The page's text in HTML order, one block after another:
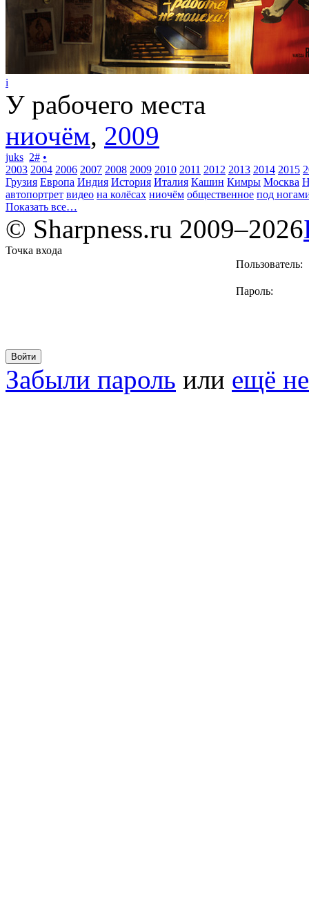
i
У рабочего места
ниочём, 2009
juks 2# •
2003 2004 2006 2007 2008 2009 2010 2011 2012 2013 2014 2015
Грузия Европа Индия История Италия Кашин Кимры Москва
автопортрет видео на колёсах ниочём общественное под
Показать все…
© Sharpness.ru 2009–2026
Точка входа
Пользователь:
Пароль:
Забыли пароль или ещё